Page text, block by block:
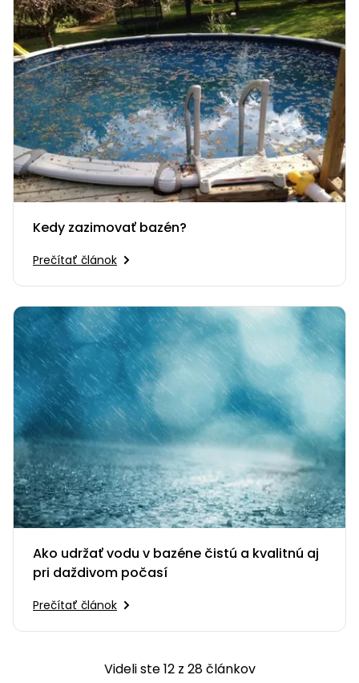
Kedy zazimovať bazén?
Prečítať článok
Ako udržať vodu v bazéne čistú a kvalitnú aj
pri daždivom počasí
Prečítať článok
Videli ste 12 z 28 článkov